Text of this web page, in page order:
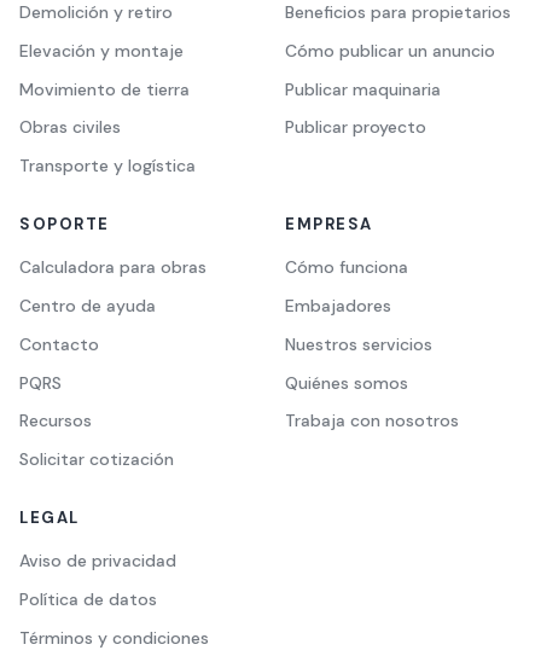
Demolición y retiro
Elevación y montaje
Movimiento de tierra
Obras civiles
Transporte y logística
Beneficios para propietarios
Cómo publicar un anuncio
Publicar maquinaria
Publicar proyecto
SOPORTE
Calculadora para obras
Centro de ayuda
Contacto
PQRS
Recursos
Solicitar cotización
EMPRESA
Cómo funciona
Embajadores
Nuestros servicios
Quiénes somos
Trabaja con nosotros
LEGAL
Aviso de privacidad
Política de datos
Términos y condiciones